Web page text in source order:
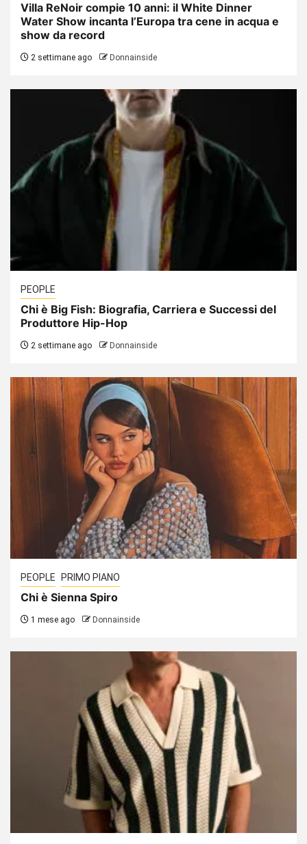
Villa ReNoir compie 10 anni: il White Dinner
Water Show incanta l’Europa tra cene in acqua e
show da record
2 settimane ago Donnainside
PEOPLE
Chi è Big Fish: Biografia, Carriera e Successi del
Produttore Hip-Hop
2 settimane ago Donnainside
PEOPLE PRIMO PIANO
Chi è Sienna Spiro
1 mese ago Donnainside